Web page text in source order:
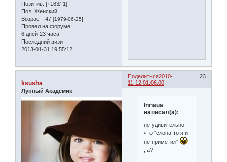
Позитив: [+183/-1]
Пол: Женский
Возраст: 47 [1979-06-25]
Провел на форуме:
6 дней 23 часа
Последний визит:
2013-01-31 19:55:12
Поделиться 23
2010-
11-12 01:06:00
ksusha
Лунный Академик
Innaua
написал(а):
не удивительно,
что "слона-то я и
не приметил"
, а?